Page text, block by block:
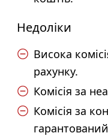
Недоліки
Висока
рахунку.
Комісія за
Комісія за